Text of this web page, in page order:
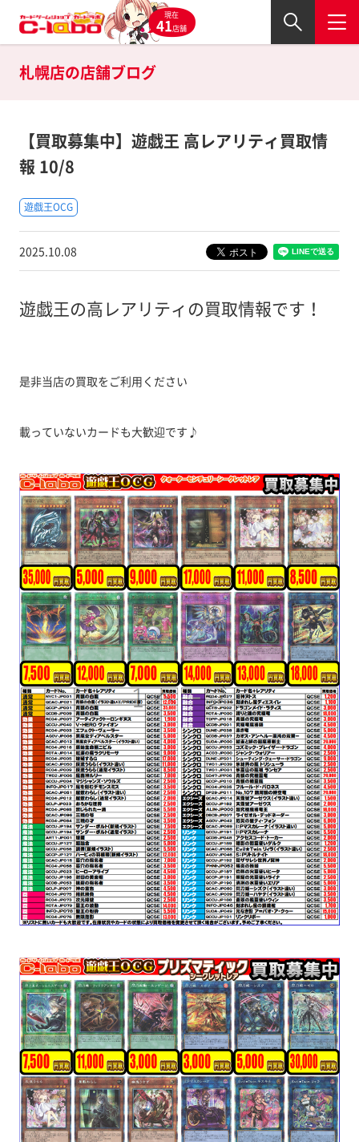
現在
41店舗
札幌店の店舗ブログ
【買取募集中】遊戯王 高レアリティ買取情
報 10/8
遊戯王OCG
2025.10.08
遊戯王の高レアリティの買取情報です！
是非当店の買取をご利用ください
載っていないカードも大歓迎です♪